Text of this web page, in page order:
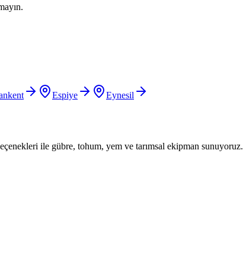
Espiye Eynesil
ile gübre, tohum, yem ve tarımsal ekipman sunuyoruz.